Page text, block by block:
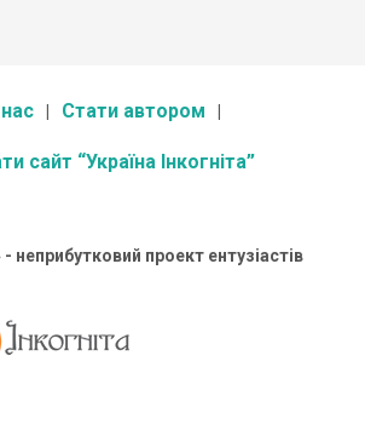
Стати автором
сайт “Україна Інкогніта”
- неприбутковий проект ентузіастів